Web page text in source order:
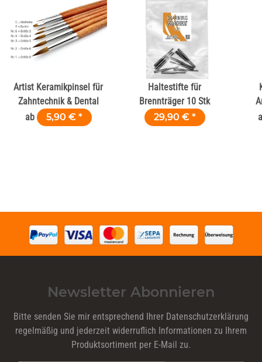
Artist Keramikpinsel für
Zahntechnik & Dental
ab
5,90 € *
Haltestifte für
Brennträger 10 Stk
29,90 € *
Newsletter Abonnieren
Bitte senden Sie mir entsprechend Ihrer Datenschutzerklärung
regelmäßig und jederzeit widerruflich Informationen zu Ihrem
Produktsortiment per E-Mail zu.